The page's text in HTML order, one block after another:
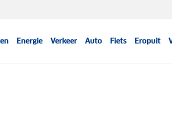
Energie Verkeer Auto Fiets Eropuit